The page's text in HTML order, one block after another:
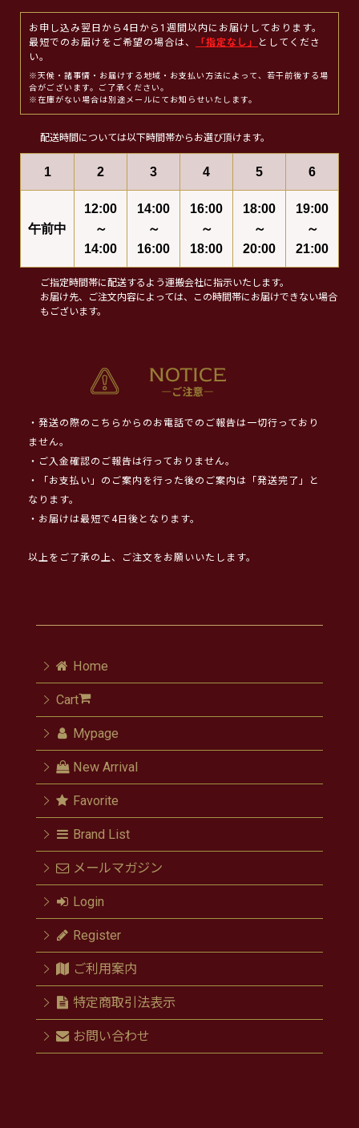
お申し込み翌日から4日から1週間以内にお届けしております。
最短でのお届けをご希望の場合は、
「指定なし」
としてくださ
い。
※天候・諸事情・お届けする地域・お支払い方法によって、若干前後する場
合がございます。ご了承ください。
※在庫がない場合は別途メールにてお知らせいたします。
配送時間については以下時間帯からお選び頂けます。
1 2 3 4 5 6
午前中
12:00
～
14:00
14:00
～
16:00
16:00
～
18:00
18:00
～
20:00
19:00
～
21:00
ご指定時間帯に配送するよう運搬会社に指示いたします。
お届け先、ご注文内容によっては、この時間帯にお届けできない場合
もございます。
・発送の際のこちらからのお電話でのご報告は一切行っており
ません。
・ご入金確認のご報告は行っておりません。
・「お支払い」のご案内を行った後のご案内は「発送完了」と
なります。
・お届けは最短で4日後となります。
以上をご了承の上、ご注文をお願いいたします。
Home
Cart
Mypage
New Arrival
Favorite
Brand List
メールマガジン
Login
Register
ご利用案内
特定商取引法表示
お問い合わせ